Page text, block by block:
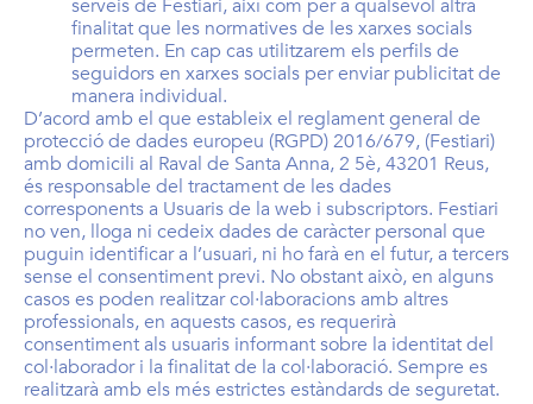
serveis de Festiari, així com per a qualsevol altra
finalitat que les normatives de les xarxes socials
permeten. En cap cas utilitzarem els perfils de
seguidors en xarxes socials per enviar publicitat de
manera individual.
D’acord amb el que estableix el reglament general de
protecció de dades europeu (RGPD) 2016/679, (Festiari)
amb domicili al Raval de Santa Anna, 2 5è, 43201 Reus,
és responsable del tractament de les dades
corresponents a Usuaris de la web i subscriptors. Festiari
no ven, lloga ni cedeix dades de caràcter personal que
puguin identificar a l’usuari, ni ho farà en el futur, a tercers
sense el consentiment previ. No obstant això, en alguns
casos es poden realitzar col·laboracions amb altres
professionals, en aquests casos, es requerirà
consentiment als usuaris informant sobre la identitat del
col·laborador i la finalitat de la col·laboració. Sempre es
realitzarà amb els més estrictes estàndards de seguretat.